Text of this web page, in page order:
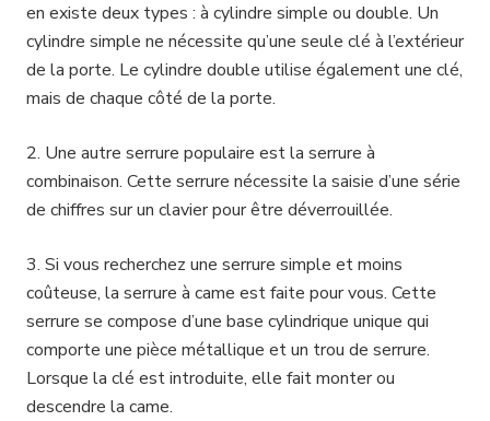
en existe deux types : à cylindre simple ou double. Un
cylindre simple ne nécessite qu’une seule clé à l’extérieur
de la porte. Le cylindre double utilise également une clé,
mais de chaque côté de la porte.
2. Une autre serrure populaire est la serrure à
combinaison. Cette serrure nécessite la saisie d’une série
de chiffres sur un clavier pour être déverrouillée.
3. Si vous recherchez une serrure simple et moins
coûteuse, la serrure à came est faite pour vous. Cette
serrure se compose d’une base cylindrique unique qui
comporte une pièce métallique et un trou de serrure.
Lorsque la clé est introduite, elle fait monter ou
descendre la came.